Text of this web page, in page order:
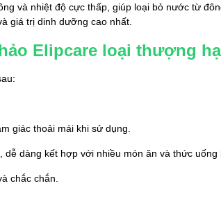
và nhiệt độ cực thấp, giúp loại bỏ nước từ
giá trị dinh dưỡng cao nhất.
Elipcare loại thượng
giác thoải mái khi sử dụng.
dàng kết hợp với nhiều món ăn và thức uống
chắc chắn.